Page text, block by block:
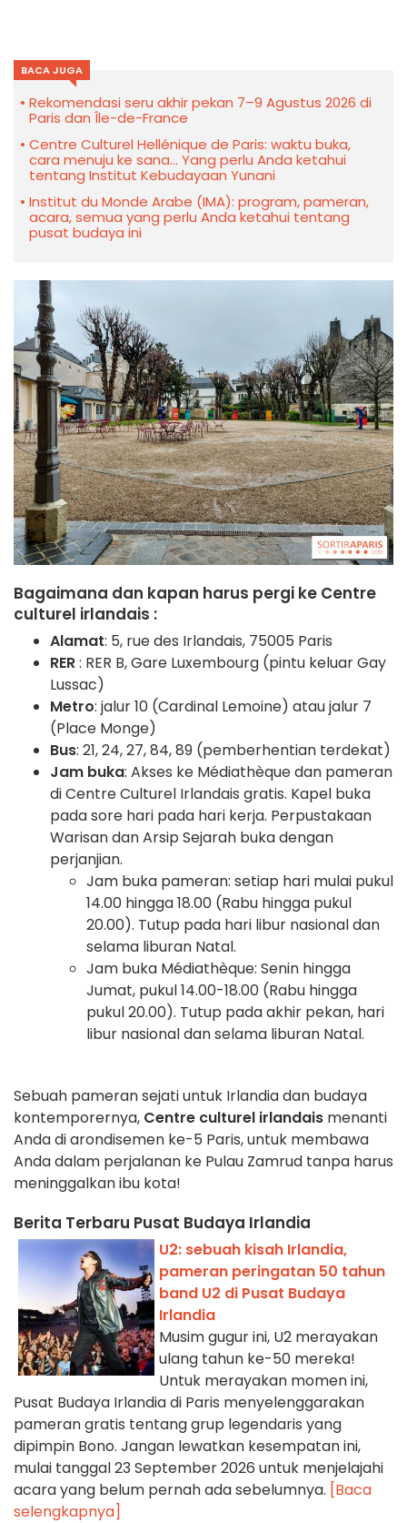
BACA JUGA
Rekomendasi seru akhir pekan 7–9 Agustus 2026 di
Paris dan Île-de-France
Centre Culturel Hellénique de Paris: waktu buka,
cara menuju ke sana... Yang perlu Anda ketahui
tentang Institut Kebudayaan Yunani
Institut du Monde Arabe (IMA): program, pameran,
acara, semua yang perlu Anda ketahui tentang
pusat budaya ini
Bagaimana dan kapan harus pergi ke Centre
culturel irlandais :
Alamat: 5, rue des Irlandais, 75005 Paris
RER: RER B, Gare Luxembourg (pintu keluar Gay
Lussac)
Metro: jalur 10 (Cardinal Lemoine) atau jalur 7
(Place Monge)
Bus: 21, 24, 27, 84, 89 (pemberhentian terdekat)
Jam buka: Akses ke Médiathèque dan pameran
di Centre Culturel Irlandais gratis. Kapel buka
pada sore hari pada hari kerja. Perpustakaan
Warisan dan Arsip Sejarah buka dengan
perjanjian.
Jam buka pameran: setiap hari mulai pukul
14.00 hingga 18.00 (Rabu hingga pukul
20.00). Tutup pada hari libur nasional dan
selama liburan Natal.
Jam buka Médiathèque: Senin hingga
Jumat, pukul 14.00-18.00 (Rabu hingga
pukul 20.00). Tutup pada akhir pekan, hari
libur nasional dan selama liburan Natal.
Sebuah pameran sejati untuk Irlandia dan budaya
kontemporernya, Centre culturel irlandais menanti
Anda di arondisemen ke-5 Paris, untuk membawa
Anda dalam perjalanan ke Pulau Zamrud tanpa harus
meninggalkan ibu kota!
Berita Terbaru Pusat Budaya Irlandia
U2: sebuah kisah Irlandia,
pameran peringatan 50 tahun
band U2 di Pusat Budaya
Irlandia
Musim gugur ini, U2 merayakan
ulang tahun ke-50 mereka!
Untuk merayakan momen ini,
Pusat Budaya Irlandia di Paris menyelenggarakan
pameran gratis tentang grup legendaris yang
dipimpin Bono. Jangan lewatkan kesempatan ini,
mulai tanggal 23 September 2026 untuk menjelajahi
acara yang belum pernah ada sebelumnya. [Baca
selengkapnya]